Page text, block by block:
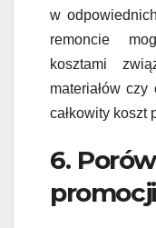
w
remoncie
kosztami
materiałów
całkowity koszt
6.
promocji